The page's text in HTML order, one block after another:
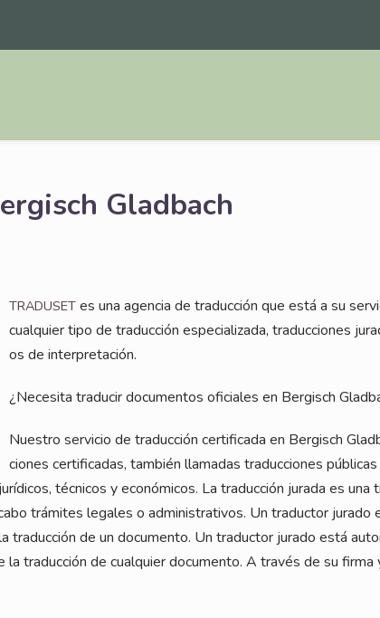
Gladbach
TRADUSETes una agen­cia de tra­duc­ción que está a su
cual­quier tipo de tra­duc­ción espe­cia­lizada, tra­duc­cio­nes
os de interpretación.
¿Nece­si­ta tra­du­cir docu­ment­os ofi­ci­a­les en Ber­gisch
Nues­tro ser­vicio de tra­duc­ción cer­ti­fi­ca­da en Ber­gisch
cio­nes cer­ti­fi­ca­das, tam­bién llama­das tra­duc­cio­nes
téc­ni­cos y econó­mi­cos. La tra­duc­ción jura­da es una
trá­mi­tes lega­les o admi­nis­tra­tivos. Un tra­duc­tor jura­do
tra­duc­ción de un docu­men­to. Un tra­duc­tor jura­do está
la tra­duc­ción de cual­quier docu­men­to. A tra­vés de su